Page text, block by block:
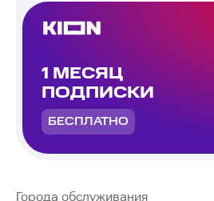
1 МЕСЯЦ
ПОДПИСКИ
БЕСПЛАТНО
Города обслуживания